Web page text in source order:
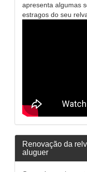
apresenta algumas
estragos do seu
Renovação da
aluguer